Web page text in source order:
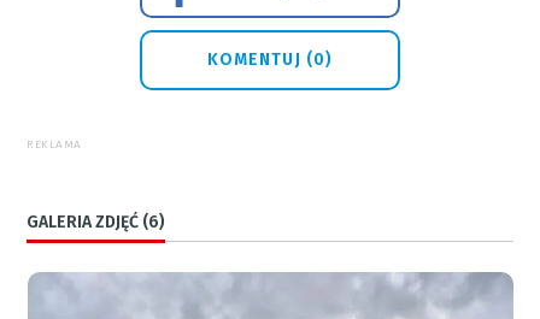
KOMENTUJ (0)
REKLAMA
GALERIA ZDJĘĆ (6)